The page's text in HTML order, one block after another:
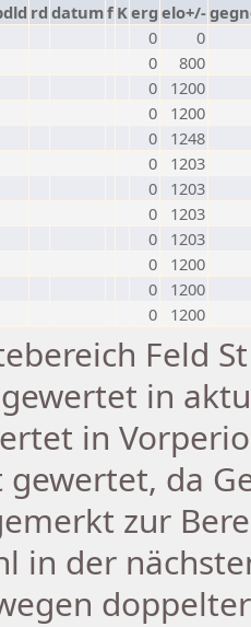
rd datumf Kerg elo+/-
0
0
0
800
0
1200
0
1200
0
1248
0
1203
0
1203
0
1203
0
1203
0
1200
0
1200
0 1200
Feld
in
in
gewertet, da
zur
in der